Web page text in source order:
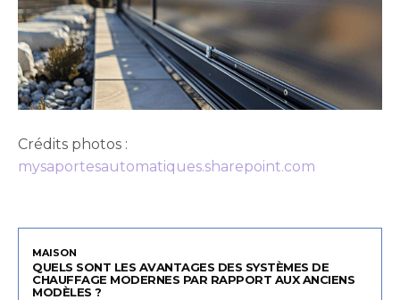
Crédits photos :
mysaportesautomatiques.sharepoint.com
MAISON
QUELS SONT LES AVANTAGES DES SYSTÈMES DE
CHAUFFAGE MODERNES PAR RAPPORT AUX ANCIENS
MODÈLES ?